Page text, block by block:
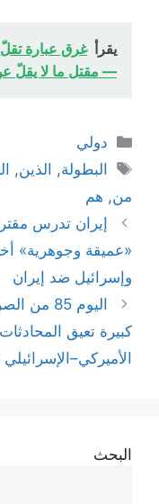
يقرأ
— مقتل ما لا يقلّ عن ٧
التصنيفات
دولي
الوسوم
البطولة, الذين,
من, هم
إيران تدرس
«عميقة وجوهرية»
وإسرائيل ضد إيران
اليوم
كبيرة تعيق
البحث